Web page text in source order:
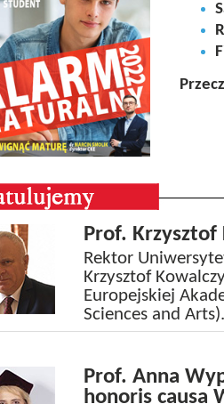
Prof. Krzysztof
Rektor
Krzysztof
Europejskiej
Sciences and Arts).
Prof. Anna
honoris causa